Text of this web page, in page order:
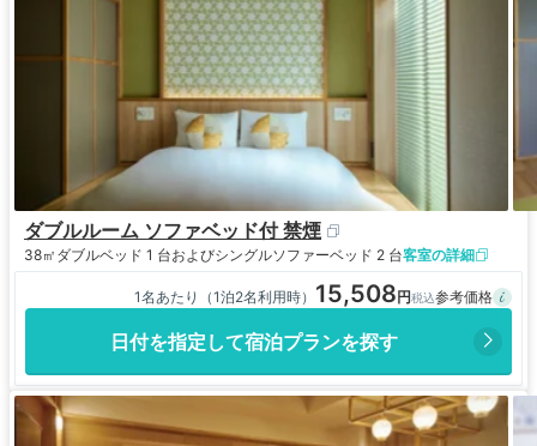
ダブルルーム ソファベッド付 禁煙
38㎡ ダブルベッド 1 台およびシングルソファーベッド 2 台客室の詳細
1名あたり（1泊2名利用時） 15,508
日付を指定して宿泊プランを探す